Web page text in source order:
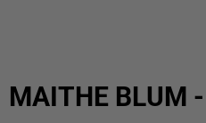
MAITHE BLUM -